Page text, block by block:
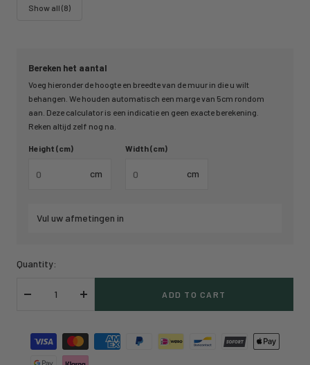
Bereken het aantal
Voeg hieronder de hoogte en breedte van de muur in die u wilt
behangen. We houden automatisch een marge van 5cm rondom
aan. Deze calculator is een indicatie en geen exacte berekening.
Reken altijd zelf nog na.
Height (cm)
cm
Width (cm)
cm
Vul uw afmetingen in
Show all (8)
Quantity:
Decrease
Increase
ADD TO CART